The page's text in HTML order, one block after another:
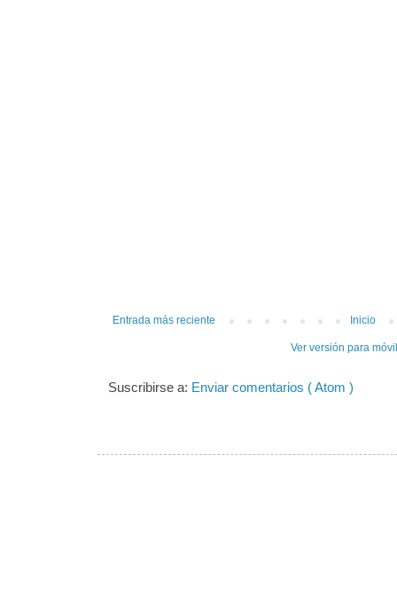
Entrada más reciente Inicio
Ver versión para
Suscribirse a: Enviar comentarios ( Atom )